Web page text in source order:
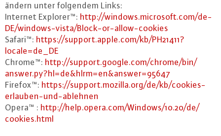
ändern unter folgendem Links:
Internet Explorer™: http://​windows.​microsoft.​com/​de-​
DE/​windows-​vista/​Block-​or-​allow-​cookies
Safari™: https://​support.​apple.​com/​kb/​PH21411?​
locale=de_​DE
Chrome™: http://​support.​google.​com/​chrome/​bin/​
answer.​py?​hl=de&​hlrm=en&​answer=95647
Firefox™: https://​support.​mozilla.​org/​de/​kb/​cookies-​
erlauben-​und-​ablehnen
Opera™ : http://​help.​opera.​com/​Windows/​10.​20/​de/​
cookies.​html